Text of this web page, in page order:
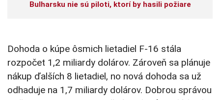
Bulharsku nie sú piloti, ktorí by hasili požiare
Dohoda o kúpe ôsmich lietadiel F-16 stála
rozpočet 1,2 miliardy dolárov. Zároveň sa plánuje
nákup ďalších 8 lietadiel, no nová dohoda sa už
odhaduje na 1,7 miliardy dolárov. Dobrou správou